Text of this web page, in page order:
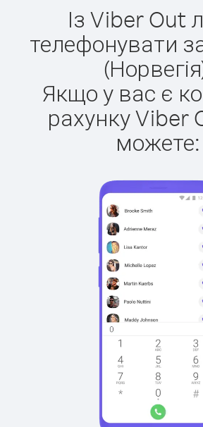
Із Viber Out
телефонувати
Якщо у вас є
рахунку Viber
можете: